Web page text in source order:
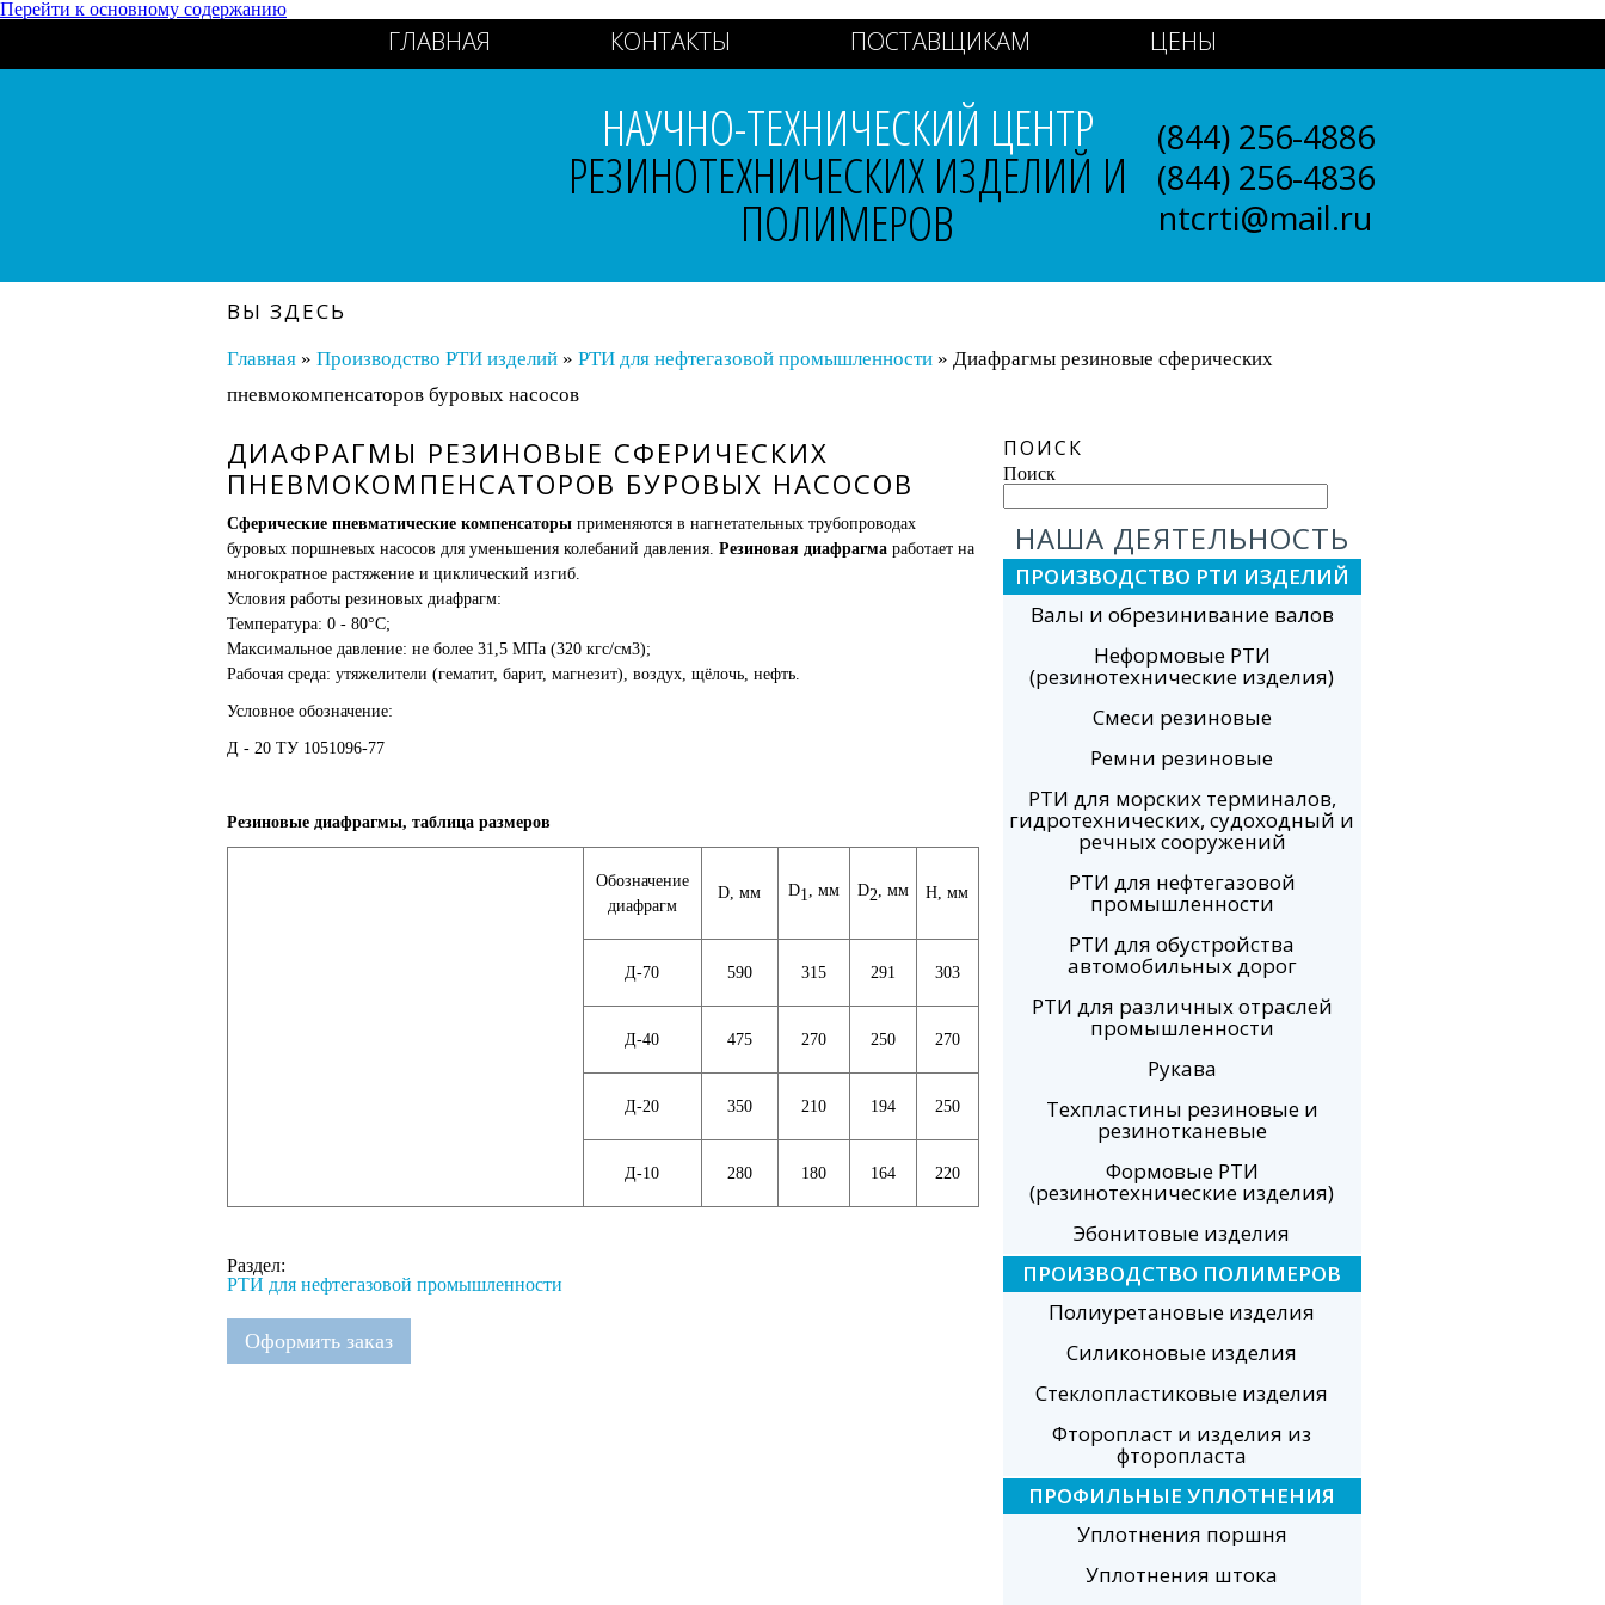
Перейти к основному содержанию
ГЛАВНАЯ КОНТАКТЫ ПОСТАВЩИКАМ ЦЕНЫ
НАУЧНО-ТЕХНИЧЕСКИЙ ЦЕНТР
РЕЗИНОТЕХНИЧЕСКИХ ИЗДЕЛИЙ И
ПОЛИМЕРОВ
(844) 256-4886
(844) 256-4836
ntcrti@mail.ru
ВЫ ЗДЕСЬ
Главная» Производство РТИ изделий» РТИ для нефтегазовой промышленности» Диафрагмы резиновые сферических
пневмокомпенсаторов буровых насосов
ДИАФРАГМЫ РЕЗИНОВЫЕ СФЕРИЧЕСКИХ
ПНЕВМОКОМПЕНСАТОРОВ БУРОВЫХ НАСОСОВ
Сферические пневматические компенсаторыприменяются в нагнетательных трубопроводах
буровых поршневых насосов для уменьшения колебаний давления. Резиновая диафрагмаработает на
многократное растяжение и циклический изгиб.
Условия работы резиновых диафрагм:
Температура: 0 - 80°С;
Максимальное давление: не более 31,5 МПа (320 кгс/см3);
Рабочая среда: утяжелители (гематит, барит, магнезит), воздух, щёлочь, нефть.
Условное обозначение:
Д - 20 ТУ 1051096-77
Резиновые диафрагмы, таблица размеров
Обозначение
диафрагм
D, мм D1 , мм D2, мм H, мм
Д-70 590 315 291 303
Д-40 475 270 250 270
Д-20 350 210 194 250
Д-10 280 180 164 220
Раздел:
РТИ для нефтегазовой промышленности
Оформить заказ
ПОИСК
Поиск
НАША ДЕЯТЕЛЬНОСТЬ
ПРОИЗВОДСТВО РТИ ИЗДЕЛИЙ
Валы и обрезинивание валов
Неформовые РТИ
(резинотехнические изделия)
Смеси резиновые
Ремни резиновые
РТИ для морских терминалов,
гидротехнических, судоходный и
речных сооружений
РТИ для нефтегазовой
промышленности
РТИ для обустройства
автомобильных дорог
РТИ для различных отраслей
промышленности
Рукава
Техпластины резиновые и
резинотканевые
Формовые РТИ
(резинотехнические изделия)
Эбонитовые изделия
ПРОИЗВОДСТВО ПОЛИМЕРОВ
Полиуретановые изделия
Силиконовые изделия
Стеклопластиковые изделия
Фторопласт и изделия из
фторопласта
ПРОФИЛЬНЫЕ УПЛОТНЕНИЯ
Уплотнения поршня
Уплотнения штока